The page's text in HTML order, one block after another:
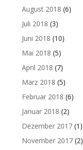
August 2018 (6)
Juli 2018 (3)
Juni 2018 (10)
Mai 2018 (5)
April 2018 (7)
März 2018 (5)
Februar 2018 (6)
Januar 2018 (2)
Dezember 2017(1)
November 2017(2)